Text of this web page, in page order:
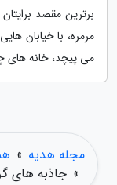
برترین مقصد
مرمره، با خیابان
می پیچد، خانه های
مجله هدیه »
» جاذبه های